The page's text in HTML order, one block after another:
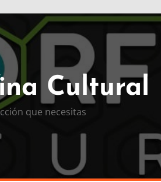
Cultural
que necesitas